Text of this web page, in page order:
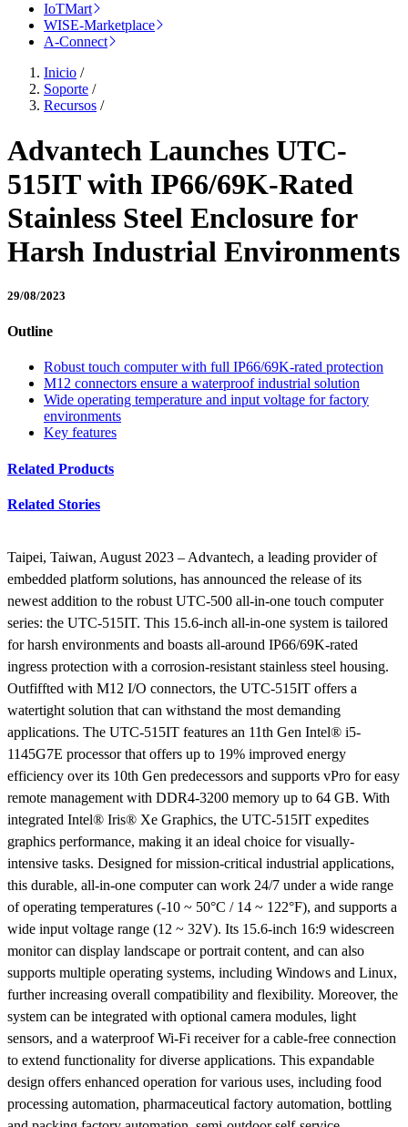
IoTMart
WISE-Marketplace
A-Connect
Inicio /
Soporte /
Recursos /
Advantech Launches UTC-
515IT with IP66/69K-Rated
Stainless Steel Enclosure for
Harsh Industrial Environments
29/08/2023
Outline
Robust touch computer with full IP66/69K-rated protection
M12 connectors ensure a waterproof industrial solution
Wide operating temperature and input voltage for factory
environments
Key features
Related Products
Related Stories
Taipei, Taiwan, August 2023 – Advantech, a leading provider of
embedded platform solutions, has announced the release of its
newest addition to the robust UTC-500 all-in-one touch computer
series: the UTC-515IT. This 15.6-inch all-in-one system is tailored
for harsh environments and boasts all-around IP66/69K-rated
ingress protection with a corrosion-resistant stainless steel housing.
Outfiffted with M12 I/O connectors, the UTC-515IT offers a
watertight solution that can withstand the most demanding
applications. The UTC-515IT features an 11th Gen Intel® i5-
1145G7E processor that offers up to 19% improved energy
efficiency over its 10th Gen predecessors and supports vPro for easy
remote management with DDR4-3200 memory up to 64 GB. With
integrated Intel® Iris® Xe Graphics, the UTC-515IT expedites
graphics performance, making it an ideal choice for visually-
intensive tasks. Designed for mission-critical industrial applications,
this durable, all-in-one computer can work 24/7 under a wide range
of operating temperatures (-10 ~ 50°C / 14 ~ 122°F), and supports a
wide input voltage range (12 ~ 32V). Its 15.6-inch 16:9 widescreen
monitor can display landscape or portrait content, and can also
supports multiple operating systems, including Windows and Linux,
further increasing overall compatibility and flexibility. Moreover, the
system can be integrated with optional camera modules, light
sensors, and a waterproof Wi-Fi receiver for a cable-free connection
to extend functionality for diverse applications. This expandable
design offers enhanced operation for various uses, including food
processing automation, pharmaceutical factory automation, bottling